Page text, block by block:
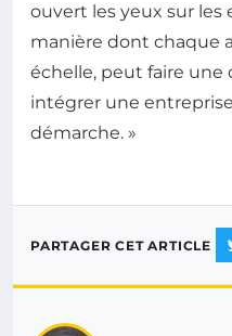
ouvert les yeux sur les
manière dont chaque
échelle, peut faire une
intégrer une
démarche. »
PARTAGER CET ARTICLE